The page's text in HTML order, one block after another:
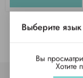
Выберите язык
Вы
Хотите